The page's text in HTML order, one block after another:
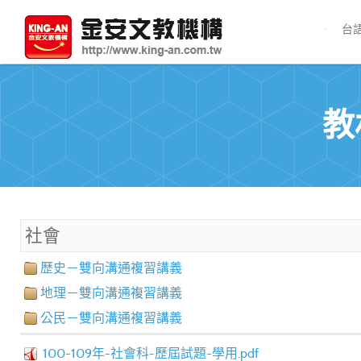
台
社會
歷史－雙向溝通複習講義
地理－雙向溝通複習講義
公民－雙向溝通複習講義
100-109年-社會科-歷屆試題-學用.pdf